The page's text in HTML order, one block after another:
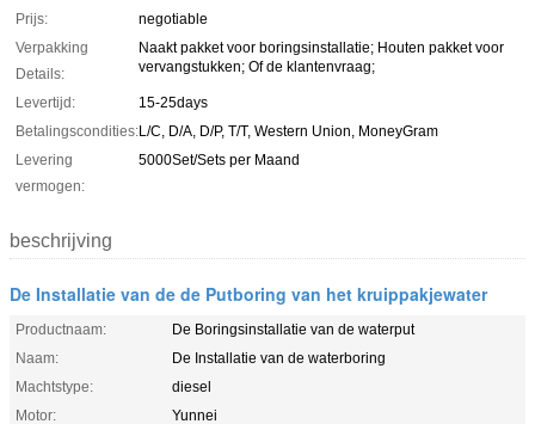
Prijs:
negotiable
Verpakking
Details:
Naakt pakket voor boringsinstallatie; Houten pakket voor
vervangstukken; Of de klantenvraag;
Levertijd:
15-25days
Betalingscondities:L/C, D/A, D/P, T/T, Western Union, MoneyGram
Levering
vermogen:
5000Set/Sets per Maand
beschrijving
De Installatie van de de Putboring van het kruippakjewater
Productnaam:
De Boringsinstallatie van de waterput
Naam:
De Installatie van de waterboring
Machtstype:
diesel
Motor:
Yunnei